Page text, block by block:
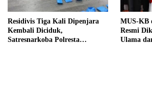
Residivis Tiga Kali Dipenjara
Kembali Diciduk,
Satresnarkoba Polresta
MUS-KB
Resmi
Ulama